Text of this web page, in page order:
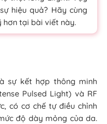
hiệu quả? Hãy cùng
hơn tại bài viết này.
sự kết hợp thông minh
Pulsed Light) và RF
có cơ chế tự điều chỉnh
độ dày mỏng của da.